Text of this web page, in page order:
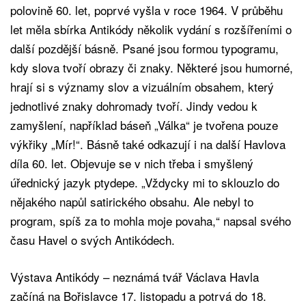
polovině 60. let, poprvé vyšla v roce 1964. V průběhu
let měla sbírka Antikódy několik vydání s rozšířeními o
další pozdější básně. Psané jsou formou typogramu,
kdy slova tvoří obrazy či znaky. Některé jsou humorné,
hrají si s významy slov a vizuálním obsahem, který
jednotlivé znaky dohromady tvoří. Jindy vedou k
zamyšlení, například báseň „Válka“ je tvořena pouze
výkřiky „Mír!“. Básně také odkazují i na další Havlova
díla 60. let. Objevuje se v nich třeba i smyšlený
úřednický jazyk ptydepe. „Vždycky mi to sklouzlo do
nějakého napůl satirického obsahu. Ale nebyl to
program, spíš za to mohla moje povaha,“ napsal svého
času Havel o svých Antikódech.
Výstava Antikódy – neznámá tvář Václava Havla
začíná na Bořislavce 17. listopadu a potrvá do 18.